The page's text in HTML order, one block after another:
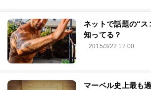
ネットで話題の“ス
知ってる？
2015/3/22 12:00
マーベル史上最も